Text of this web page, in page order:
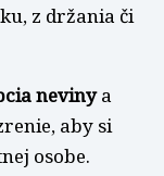
z držania či
nevinya
aby si
osobe.